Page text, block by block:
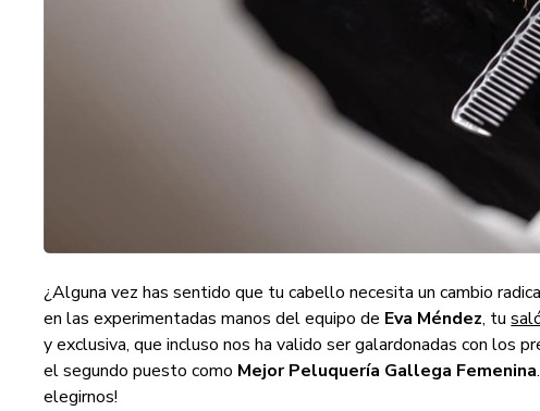
¿Alguna vez has sentido que tu cabello necesita un cambio
en las experimentadas manos del equipo de Eva Méndez, tu
y exclusiva, que incluso nos ha valido ser galardonadas con los
el segundo puesto como Mejor Peluquería Gallega Femenina
elegirnos!